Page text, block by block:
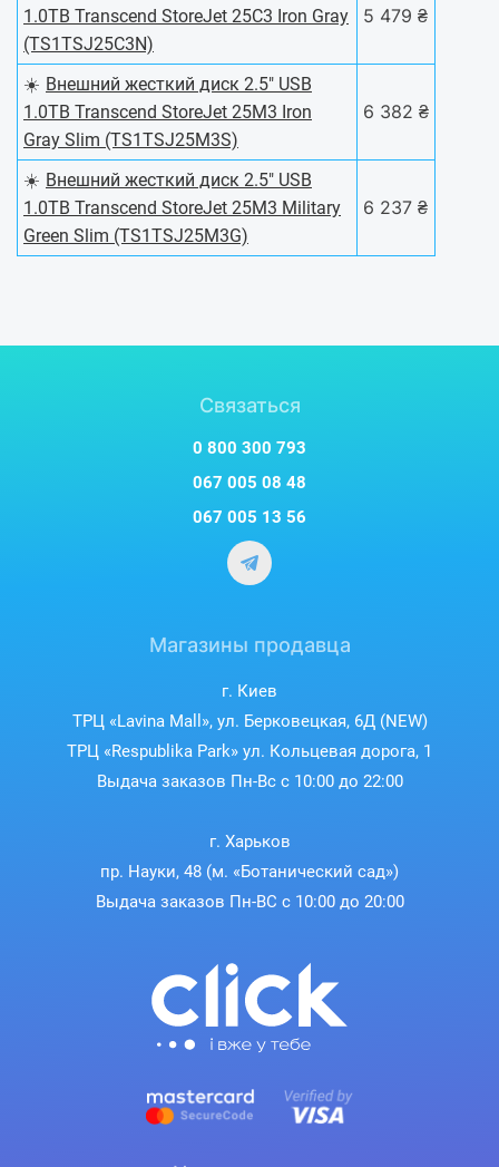
1.0TB Transcend StoreJet 25C3 Iron Gray
(TS1TSJ25C3N)
5 479 ₴
☀️ Внешний жесткий диск 2.5" USB
1.0TB Transcend StoreJet 25M3 Iron
Gray Slim (TS1TSJ25M3S)
6 382 ₴
☀️ Внешний жесткий диск 2.5" USB
1.0TB Transcend StoreJet 25M3 Military
Green Slim (TS1TSJ25M3G)
6 237 ₴
Связаться
0 800 300 793
067 005 08 48
067 005 13 56
Магазины продавца
г. Киев
ТРЦ «Lavina Mall», ул. Берковецкая, 6Д (NEW)
ТРЦ «Respublika Park» ул. Кольцевая дорога, 1
Выдача заказов Пн-Вс с 10:00 до 22:00
г. Харьков
пр. Науки, 48 (м. «Ботанический сад»)
Выдача заказов Пн-ВС с 10:00 до 20:00